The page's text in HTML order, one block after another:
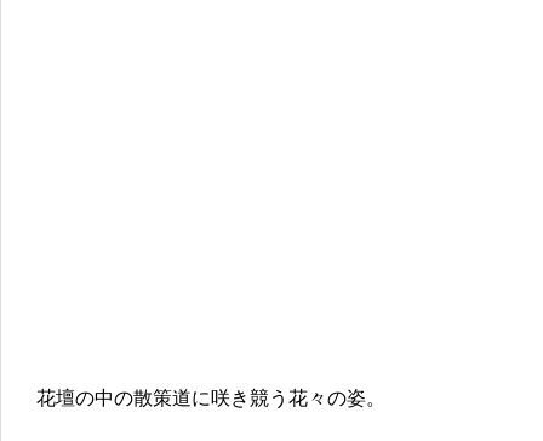
花壇の中の散策道に咲き競う花々の姿。